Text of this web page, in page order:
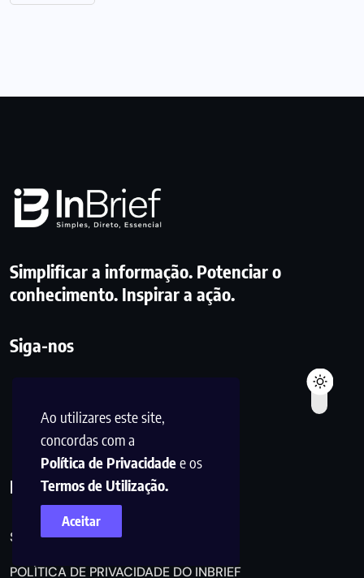
Ao utilizares este site,
concordas com a
Política de Privacidadee os
Termos de Utilização.
Aceitar
Simplificar a informação. Potenciar o
conhecimento. Inspirar a ação.
Siga-nos
Links Úteis
SOBRE NÓS
POLÍTICA DE PRIVACIDADE DO INBRIEF